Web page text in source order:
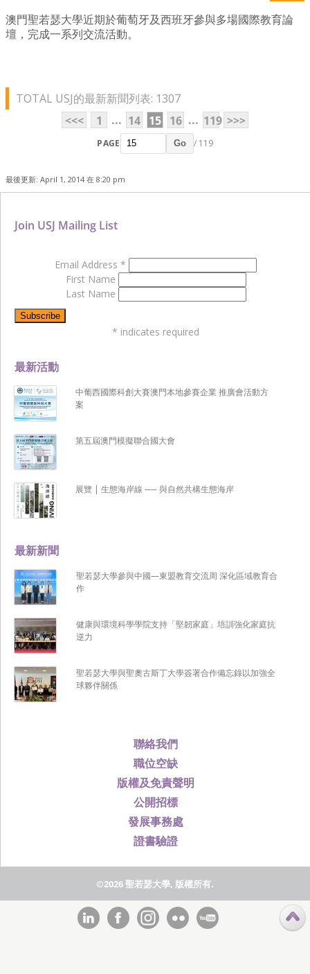
澳門聖若瑟大學近期於葡萄牙及西班牙參與多場國際教育論
壇，完成一系列交流活動。
TOTAL USJ的最新新聞列表: 1307
<<<
1 ... 14 15 16 ... 119 >>>
PAGE Go / 119
最後更新: April 1, 2014 在 8:20 pm
聯絡我們
職位空缺
版權及免責聲明
公開招標
發展事務處
證書驗證
最新新聞
聖若瑟大學參與中國—東盟教育交流周 深化區域教育合
作
健康與環境科學學院支持「堅韌家庭」培訓強化家庭抗
逆力
聖若瑟大學與聖奧古斯丁大學簽署合作備忘錄以加強全
球夥伴關係
最新活動
中葡西國際科創大賽澳門本地參賽企業 推廣會活動方
案
第五屆澳門模擬聯合國大會
展覽 | 生態海岸線 ── 與自然共構生態海岸
Join USJ Mailing List
Email Address *
First Name
Last Name
* indicates required
©2026 聖若瑟大學, 版權所有.